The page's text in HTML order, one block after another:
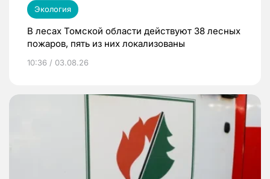
Экология
В лесах Томской области действуют 38 лесных
пожаров, пять из них локализованы
10:36 / 03.08.26